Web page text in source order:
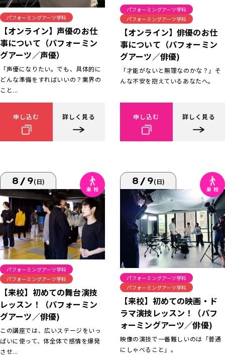
パフォーミングアーツ学科
【オンライン】声優のお仕
事について（パフォーミン
グアーツ／声優）
「声優になりたい。でも、具体的に
どんな準備をすればいいの？業界の
こと...
申し込む 詳しく見る
パフォーミングアーツ学科
パフォーミングアーツ学科
【オンライン】俳優のお仕
事について（パフォーミン
グアーツ／俳優)
「才能がないと無理なのかな？」そ
んな不安を抱えているあなたへ。
申し込む 詳しく見る
8/9(日)
パフォーミングアーツ学科
パフォーミングアーツ学科
【来校】初めての舞台演技
レッスン！（パフォーミン
グアーツ／俳優)
この講座では、広いステージをいっ
ぱいに使って、体全体で感情を爆発
させ...
8/9(日)
パフォーミングアーツ学科
パフォーミングアーツ学科
【来校】初めての映画・ド
ラマ演技レッスン！（パフ
ォーミングアーツ／俳優)
映像の演技で一番難しいのは「普通
にしゃべること」。